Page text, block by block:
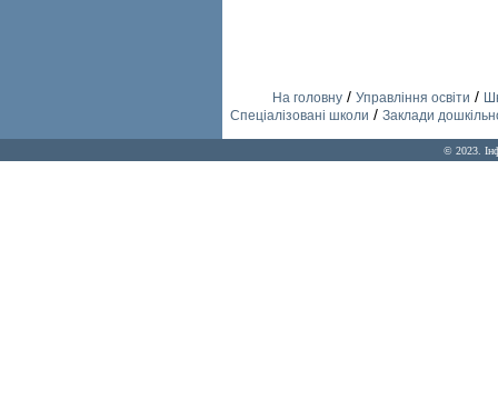
На головну/ Управління освіти /
Спеціалізовані школи / Заклади
© 2023.